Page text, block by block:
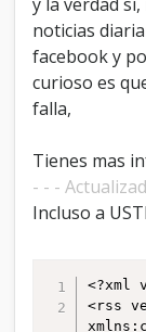
noticias
facebook y
curioso es
falla,
Tienes mas
- - -
Incluso a
<?xml
<rss